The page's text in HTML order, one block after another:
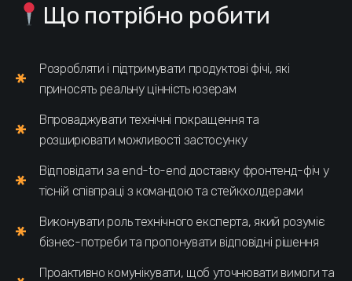
Що потрібно робити
Розробляти і підтримувати продуктові фічі, які
приносять реальну цінність юзерам
Впроваджувати технічні покращення та
розширювати можливості застосунку
Відповідати за end-to-end доставку фронтенд-фіч у
тісній співпраці з командою та стейкхолдерами
Виконувати роль технічного експерта, який розуміє
бізнес-потреби та пропонувати відповідні рішення
Проактивно комунікувати, щоб уточнювати вимоги та